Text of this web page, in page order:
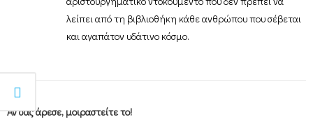
λείπει από τη βιβλιοθήκη κάθε ανθρώπου που σέβεται
και αγαπάτον υδάτινο κόσμο.
Αν σας άρεσε, μοιραστείτε το!